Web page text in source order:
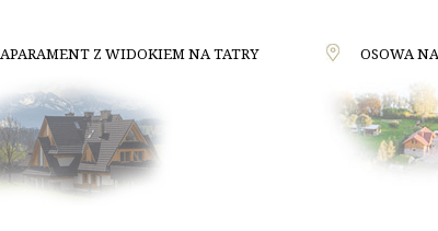
APARAMENT Z WIDOKIEM NA TATRY OSOWA